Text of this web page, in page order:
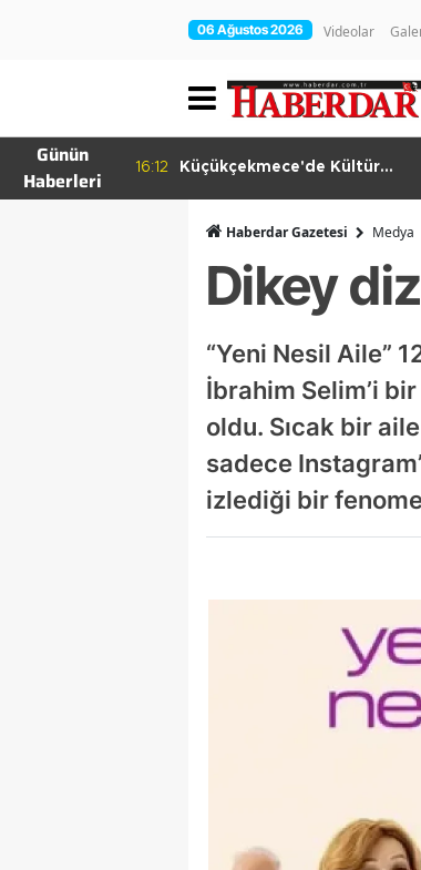
06 Ağustos 2026 Videolar
Günün
Haberleri
16:12
Küçükçekmece'de Kültür
Haberdar Gazetesi Medya
Dikey
“Yeni Nesil Aile”
İbrahim Selim’i
oldu. Sıcak bir
sadece
izlediği bir